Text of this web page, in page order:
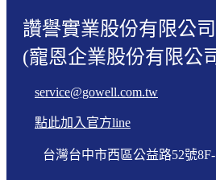
讚譽實業股份有限公司
(寵恩企業股份有限公
service@gowell.com.tw
點此加入官方line
台灣台中市西區公益路52號